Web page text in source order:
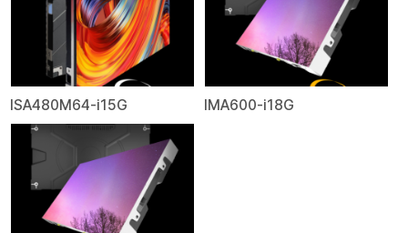
ISA480M64-i15G IMA600-i18G